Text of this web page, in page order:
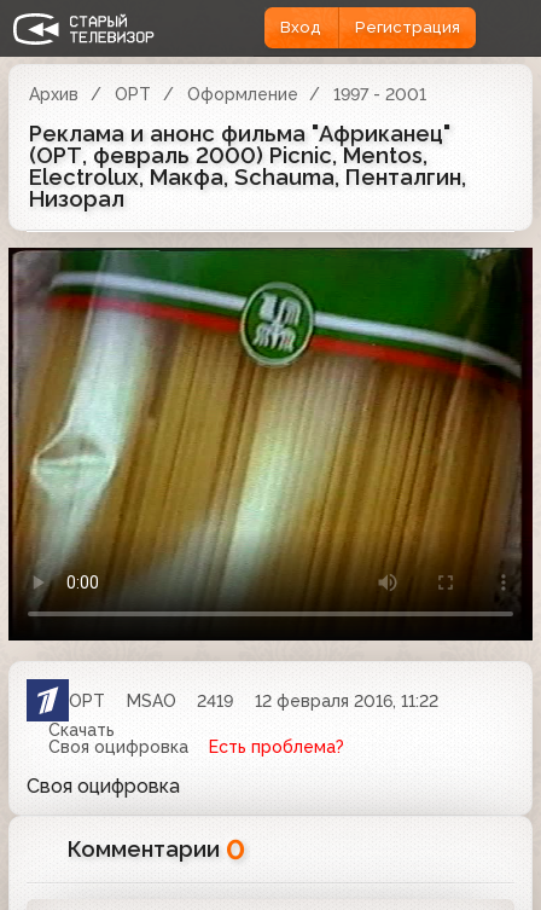
Вход Регистрация
Архив ОРТ Оформление 1997 - 2001
Реклама и анонс фильма "Африканец"
(ОРТ, февраль 2000) Picnic, Mentos,
Electrolux, Макфа, Schauma, Пенталгин,
Низорал
ОРТ MSAO 2419
12 февраля 2016, 11:22
Скачать
Своя оцифровка
Есть проблема?
Своя оцифровка
Комментарии 0